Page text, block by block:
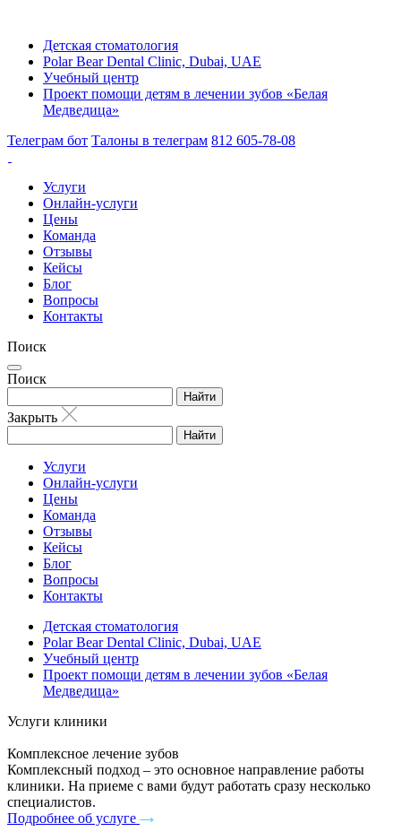
Детская стоматология
Polar Bear Dental Clinic, Dubai, UAE
Учебный центр
Проект помощи детям в лечении зубов «Белая
Медведица»
Телеграм бот Талоны в телеграм 812 605-78-08
Услуги
Онлайн-услуги
Цены
Команда
Отзывы
Кейсы
Блог
Вопросы
Контакты
Поиск
Поиск
Найти
Закрыть
Найти
Услуги
Онлайн-услуги
Цены
Команда
Отзывы
Кейсы
Блог
Вопросы
Контакты
Детская стоматология
Polar Bear Dental Clinic, Dubai, UAE
Учебный центр
Проект помощи детям в лечении зубов «Белая
Медведица»
Услуги клиники
Комплексное лечение зубов
Комплексный подход – это основное направление работы
клиники. На приеме с вами будут работать сразу несколько
специалистов.
Подробнее об услуге